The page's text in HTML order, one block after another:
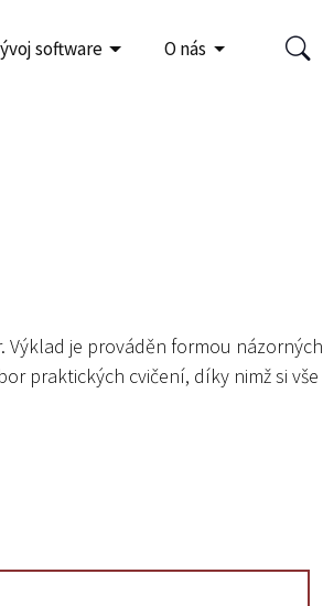
software O nás
Výklad je prováděn formou názorných
praktických cvičení, díky nimž si vše